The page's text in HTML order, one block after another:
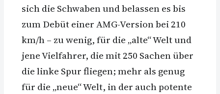
sich die Schwaben und belassen es bis
zum Debüt einer AMG-Version bei 210
km/h – zu wenig, für die „alte“ Welt und
jene Vielfahrer, die mit 250 Sachen über
die linke Spur fliegen; mehr als genug
für die „neue“ Welt, in der auch potente